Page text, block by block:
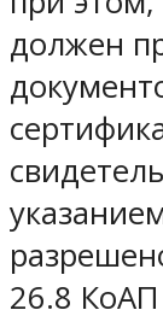
должен
26.8 КоАП